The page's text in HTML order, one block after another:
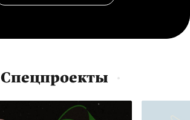
Спецпроекты